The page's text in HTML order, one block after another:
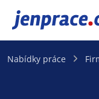
JenPráce.cz
Nabídky práce